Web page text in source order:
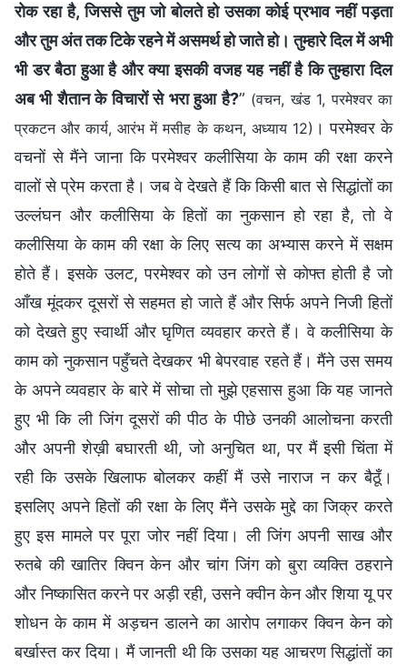
रोक रहा है, जिससे तुम जो बोलते हो उसका कोई प्रभाव नहीं पड़ता
और तुम अंत तक टिके रहने में असमर्थ हो जाते हो। तुम्हारे दिल में अभी
भी डर बैठा हुआ है और क्या इसकी वजह यह नहीं है कि तुम्हारा दिल
अब भी शैतान के विचारों से भरा हुआ है?” (वचन, खंड 1, परमेश्वर का
प्रकटन और कार्य, आरंभ में मसीह के कथन, अध्याय 12) । परमेश्वर के
वचनों से मैंने जाना कि परमेश्वर कलीसिया के काम की रक्षा करने
वालों से प्रेम करता है। जब वे देखते हैं कि किसी बात से सिद्धांतों का
उल्लंघन और कलीसिया के हितों का नुकसान हो रहा है, तो वे
कलीसिया के काम की रक्षा के लिए सत्य का अभ्यास करने में सक्षम
होते हैं। इसके उलट, परमेश्वर को उन लोगों से कोफ्त होती है जो
आँख मूंदकर दूसरों से सहमत हो जाते हैं और सिर्फ अपने निजी हितों
को देखते हुए स्वार्थी और घृणित व्यवहार करते हैं। वे कलीसिया के
काम को नुकसान पहुँचते देखकर भी बेपरवाह रहते हैं। मैंने उस समय
के अपने व्यवहार के बारे में सोचा तो मुझे एहसास हुआ कि यह जानते
हुए भी कि ली जिंग दूसरों की पीठ के पीछे उनकी आलोचना करती
और अपनी शेख़ी बघारती थी, जो अनुचित था, पर मैं इसी चिंता में
रही कि उसके खिलाफ बोलकर कहीं मैं उसे नाराज न कर बैठूँ।
इसलिए अपने हितों की रक्षा के लिए मैंने उसके मुद्दे का जिक्र करते
हुए इस मामले पर पूरा जोर नहीं दिया। ली जिंग अपनी साख और
रुतबे की खातिर क्विन केन और चांग जिंग को बुरा व्यक्ति ठहराने
और निष्कासित करने पर अड़ी रही, उसने क्वीन केन और शिया यू पर
शोधन के काम में अड़चन डालने का आरोप लगाकर क्विन केन को
बर्खास्त कर दिया। मैं जानती थी कि उसका यह आचरण सिद्धांतों का